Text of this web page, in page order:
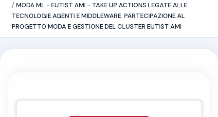
MODA ML - EUTIST AMI - TAKE UP ACTIONS LEGATE ALLE
TECNOLOGIE AGENTI E MIDDLEWARE. PARTECIPAZIONE AL
PROGETTO MODA E GESTIONE DEL CLUSTER EUTIST AMI